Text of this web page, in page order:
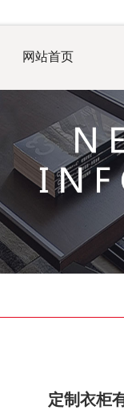
网站首页
定制衣柜
少钱？提